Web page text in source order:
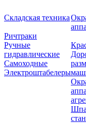
Складская техника
Ричтраки
Ручные
гидравлические
Самоходные
Электроштабелеры